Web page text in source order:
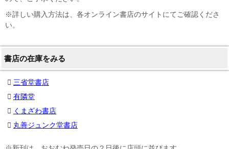
※詳しい購入方法は、各オンライン書店のサイトにてご確認くださ
い。
書店の在庫をみる
三省堂書店
有隣堂
くまざわ書店
丸善ジュンク堂書店